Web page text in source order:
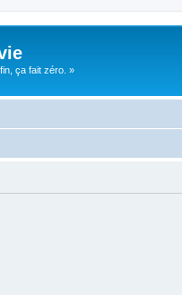
ça fait zéro. »